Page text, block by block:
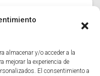
almacenar y/o acceder a la
mejorar la experiencia de
El consentimiento a
Cristo de la
Mater de Solata en
se dedica a la